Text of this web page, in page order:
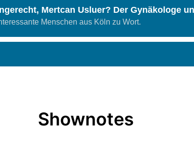
Mertcan Usluer? Der Gynäkologe
Menschen aus Köln zu Wort.
Shownotes